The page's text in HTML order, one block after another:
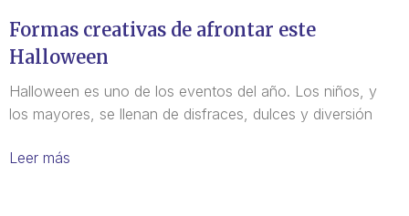
Formas creativas de afrontar este
Halloween
Halloween es uno de los eventos del año. Los niños, y
los mayores, se llenan de disfraces, dulces y diversión
Leer más